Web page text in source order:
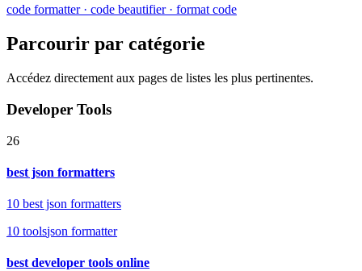
code formatter · code beautifier · format code
Parcourir par catégorie
Accédez directement aux pages de listes les plus pertinentes.
Developer Tools
26
best json formatters
10 best json formatters
10 toolsjson formatter
best developer tools online